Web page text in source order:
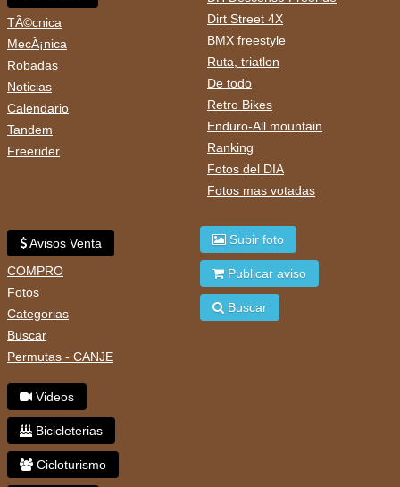
TÃ©cnica
MecÃ¡nica
Robadas
Noticias
Calendario
Tandem
Freerider
Dirt Street 4X
BMX freestyle
Ruta, triatlon
De todo
Retro Bikes
Enduro-All mountain
Ranking
Fotos del DIA
Fotos mas votadas
Avisos Venta
COMPRO
Fotos
Categorias
Buscar
Permutas - CANJE
Videos
Bicicleterias
Cicloturismo
Subir foto
Publicar aviso
Buscar